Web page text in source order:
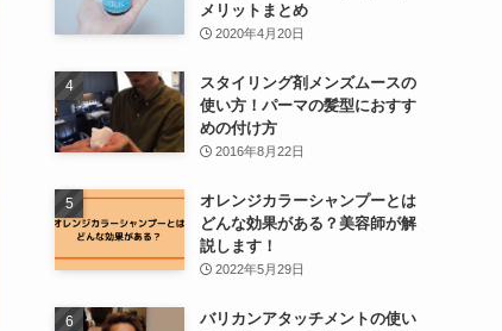
メリットまとめ
2020年4月20日
スタイリング剤メンズムースの
使い方！パーマの髪型におすす
めの付け方
2016年8月22日
オレンジカラーシャンプーとは
どんな効果がある？美容師が解
説します！
2022年5月29日
バリカンアタッチメントの使い